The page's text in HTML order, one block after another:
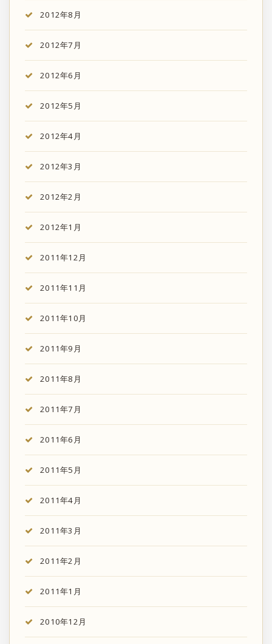
2012年8月
2012年7月
2012年6月
2012年5月
2012年4月
2012年3月
2012年2月
2012年1月
2011年12月
2011年11月
2011年10月
2011年9月
2011年8月
2011年7月
2011年6月
2011年5月
2011年4月
2011年3月
2011年2月
2011年1月
2010年12月